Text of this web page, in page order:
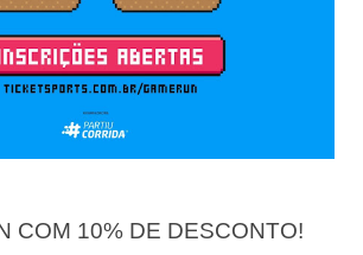
COM 10% DE DESCONTO!